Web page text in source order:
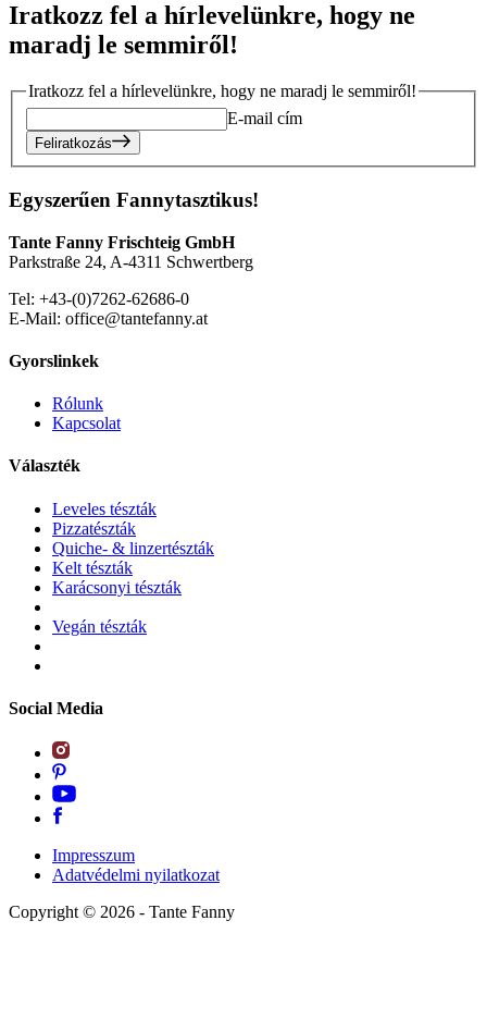
Iratkozz fel a hírlevelünkre, hogy ne
maradj le semmiről!
Iratkozz fel a hírlevelünkre, hogy ne maradj le semmiről!
E-mail cím
Feliratkozás
Egyszerűen Fannytasztikus!
Tante Fanny Frischteig GmbH
Parkstraße 24, A-4311 Schwertberg
Tel: +43-(0)7262-62686-0
E-Mail: office@tantefanny.at
Gyorslinkek
Rólunk
Kapcsolat
Választék
Leveles tészták
Pizzatészták
Quiche- & linzertészták
Kelt tészták
Karácsonyi tészták
Vegán tészták
Social Media
Impresszum
Adatvédelmi nyilatkozat
Copyright © 2026 - Tante Fanny